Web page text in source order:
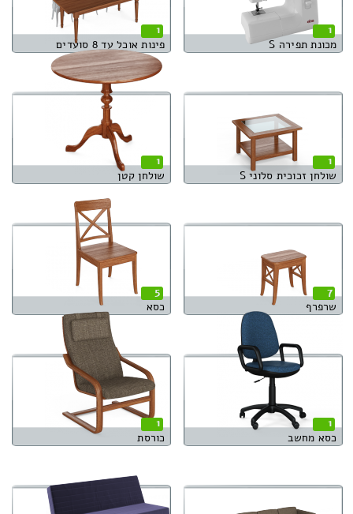
1
מכונת תפירה S
1
פינות אוכל עד 8 סועדים
1
שולחן זכוכית סלוני S
1
שולחן קטן
7
שרפרף
5
כסא
1
כסא מחשב
1
כורסת